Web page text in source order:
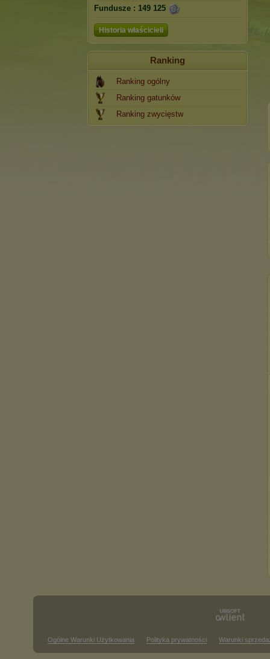
Fundusze : 149 125
Historia właścicieli
Ranking
Ranking ogólny
Ranking gatunków
Ranking zwycięstw
Ogólne Warunki Użytkowania Polityka prywatności Warunki